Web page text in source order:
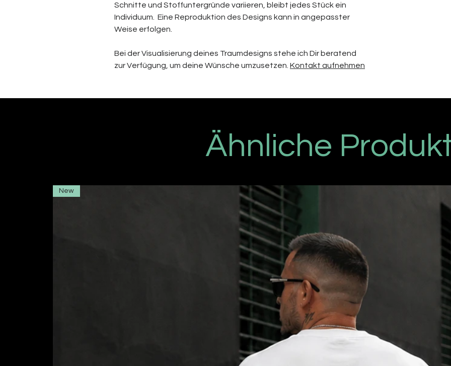
Schnitte und Stoffuntergründe variieren, bleibt jedes Stück ein
Individuum. Eine Reproduktion des Designs kann in angepasster
Weise erfolgen.
Bei der Visualisierung deines Traumdesigns stehe ich Dir beratend
zur Verfügung, um deine Wünsche umzusetzen. Kontakt aufnehmen
Ähnliche
New